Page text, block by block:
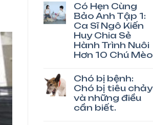
Có Hẹn Cùng
Bảo Anh Tập 1:
Ca Sĩ Ngô Kiến
Huy Chia Sẻ
Hành Trình Nuôi
Hơn 10 Chú Mèo
Chó bị bệnh:
Chó bị tiêu chảy
và những điều
cần biết.